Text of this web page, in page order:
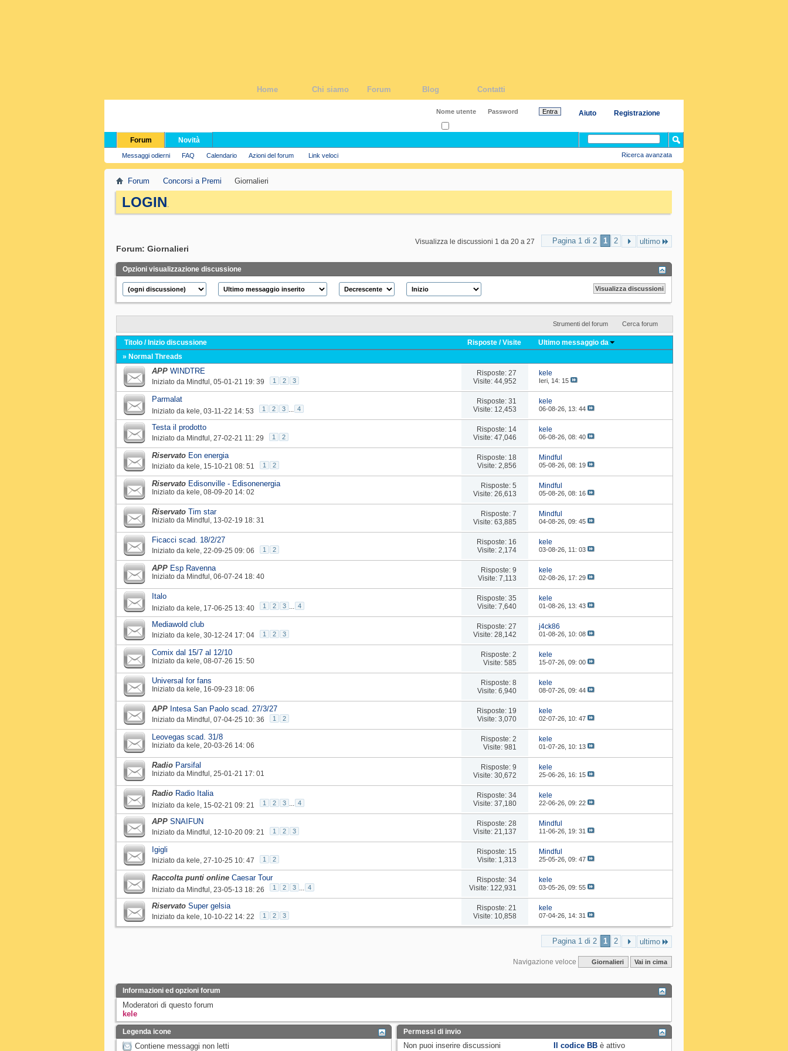
Home Chi siamo Forum Blog Contatti
Registrazione
Aiuto
Forum
Messaggi odierni FAQ Calendario Azioni del forum Link veloci
Novità
Ricerca avanzata
Forum Concorsi a Premi Giornalieri
LOGIN.
Pagina 1 di 2 1 2 ultimo
Visualizza le discussioni 1 da 20 a 27
Forum: Giornalieri
Opzioni visualizzazione discussione
Strumenti del forum Cerca forum
Titolo /Inizio discussione Risposte/Visite
Ultimo messaggio da
» Normal Threads
APP WINDTRE
Iniziato da Mindful‎, 05-01-21 19: 39 1 2 3
Risposte: 27
Visite: 44,952
kele
Ieri, 14: 15
Parmalat
Iniziato da kele‎, 03-11-22 14: 53 1 2 3 ... 4
Risposte: 31
Visite: 12,453
kele
06-08-26, 13: 44
Testa il prodotto
Iniziato da Mindful‎, 27-02-21 11: 29 1 2
Risposte: 14
Visite: 47,046
kele
06-08-26,08: 40
Riservato Eon energia
Iniziato da kele‎, 15-10-21 08: 51 1 2
Risposte: 18
Visite: 2,856
Mindful
05-08-26,08: 19
Riservato Edisonville - Edisonenergia
Iniziato da kele‎, 08-09-20 14: 02
Risposte: 5
Visite: 26,613
Mindful
05-08-26,08: 16
Riservato Tim star
Iniziato da Mindful‎, 13-02-19 18: 31
Risposte: 7
Visite: 63,885
Mindful
04-08-26,09: 45
Ficacci scad. 18/2/27
Iniziato da kele‎, 22-09-25 09: 06 1 2
Risposte: 16
Visite: 2,174
kele
03-08-26, 11: 03
APP Esp Ravenna
Iniziato da Mindful‎, 06-07-24 18: 40
Risposte: 9
Visite: 7,113
kele
02-08-26, 17: 29
Italo
Iniziato da kele‎, 17-06-25 13: 40 1 2 3 ... 4
Risposte: 35
Visite: 7,640
kele
01-08-26, 13: 43
Mediawold club
Iniziato da kele‎, 30-12-24 17: 04 1 2 3
Risposte: 27
Visite: 28,142
j4ck86
01-08-26, 10: 08
Comix dal 15/7 al 12/10
Iniziato da kele‎, 08-07-26 15: 50
Risposte: 2
Visite: 585
kele
15-07-26,09: 00
Universal for fans
Iniziato da kele‎, 16-09-23 18: 06
Risposte: 8
Visite: 6,940
kele
08-07-26,09: 44
APP Intesa San Paolo scad. 27/3/27
Iniziato da Mindful‎, 07-04-25 10: 36 1 2
Risposte: 19
Visite: 3,070
kele
02-07-26, 10: 47
Leovegas scad. 31/8
Iniziato da kele‎, 20-03-26 14: 06
Risposte: 2
Visite: 981
kele
01-07-26, 10: 13
Radio Parsifal
Iniziato da Mindful‎, 25-01-21 17: 01
Risposte: 9
Visite: 30,672
kele
25-06-26, 16: 15
Radio Radio Italia
Iniziato da kele‎, 15-02-21 09: 21 1 2 3 ... 4
Risposte: 34
Visite: 37,180
kele
22-06-26,09: 22
APP SNAIFUN
Iniziato da Mindful‎, 12-10-20 09: 21 1 2 3
Risposte: 28
Visite: 21,137
Mindful
11-06-26, 19: 31
Igigli
Iniziato da kele‎, 27-10-25 10: 47 1 2
Risposte: 15
Visite: 1,313
Mindful
25-05-26,09: 47
Raccolta punti online Caesar Tour
Iniziato da Mindful‎, 23-05-13 18: 26 1 2 3 ... 4
Risposte: 34
Visite: 122,931
kele
03-05-26,09: 55
Riservato Super gelsia
Iniziato da kele‎, 10-10-22 14: 22 1 2 3
Risposte: 21
Visite: 10,858
kele
07-04-26, 14: 31
Pagina 1 di 2 1 2 ultimo
Navigazione veloce Giornalieri Vai in cima
Informazioni ed opzioni forum
Moderatori di questo forum
kele
Legenda icone
Contiene messaggi non letti
Permessi di invio
Non puoi inserire discussioni
Il codice BBè attivo